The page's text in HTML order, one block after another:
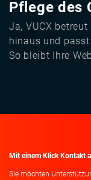
Pflege des
Ja, VUCX
hinaus und
So bleibt Ihre
Mit einem Klick Kontakt
Sie möchten